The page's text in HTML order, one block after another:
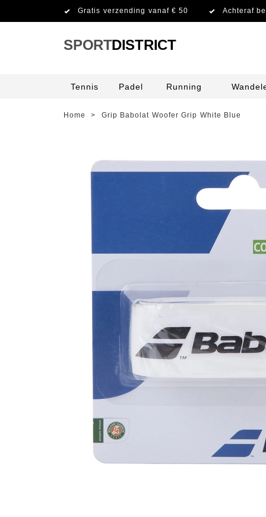
Gratis verzending vanaf € 50 Achteraf
SPORTDISTRICT
Tennis Padel Running
Home > Grip Babolat Woofer Grip White Blue